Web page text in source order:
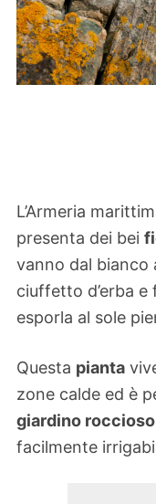
L’Armeria
presenta dei bei
vanno dal bianco
ciuffetto d’erba
esporla al sole
Questa pianta
zone calde ed è
giardino roccioso
facilmente